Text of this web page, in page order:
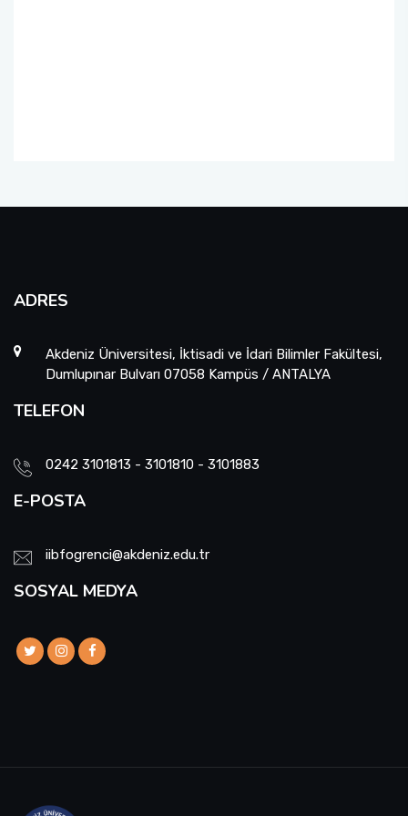
ADRES
Akdeniz Üniversitesi, İktisadi ve İdari Bilimler Fakültesi,
Dumlupınar Bulvarı 07058 Kampüs / ANTALYA
TELEFON
0242 3101813 - 3101810 - 3101883
E-POSTA
iibfogrenci@akdeniz.edu.tr
SOSYAL MEDYA